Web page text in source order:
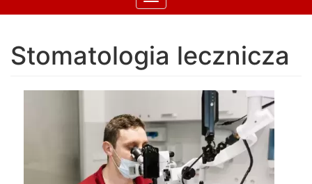
navigation
Stomatologia lecznicza